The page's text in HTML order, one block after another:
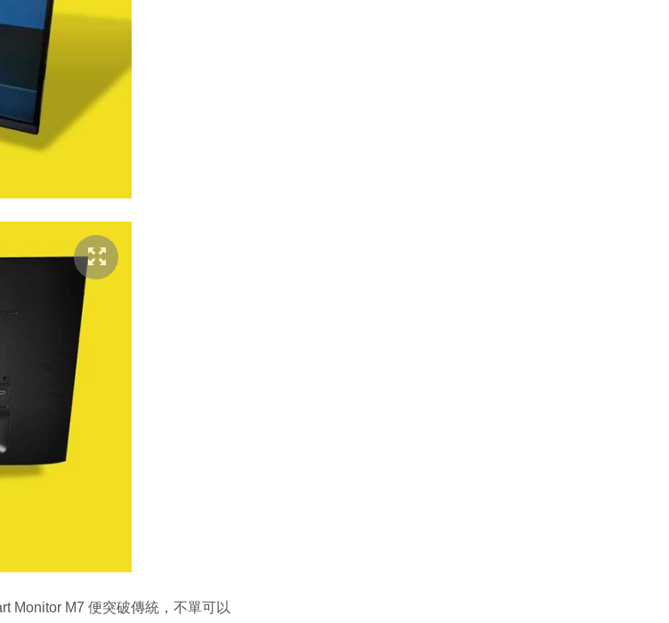
Monitor M7 便突破傳統，不單可以